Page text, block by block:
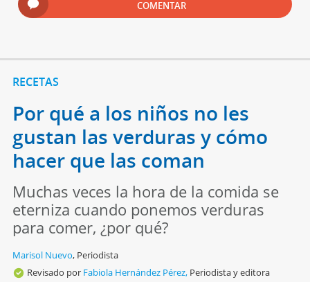
COMENTAR
RECETAS
Por qué a los niños no les
gustan las verduras y cómo
hacer que las coman
Muchas veces la hora de la comida se
eterniza cuando ponemos verduras
para comer, ¿por qué?
Marisol Nuevo, Periodista
Revisado por Fabiola Hernández Pérez, Periodista y editora